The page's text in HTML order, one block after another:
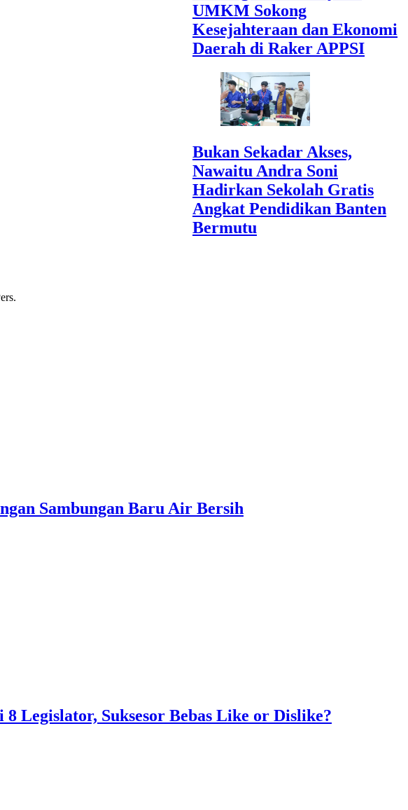
UMKM Sokong
Kesejahteraan dan Ekonomi
Daerah di Raker APPSI
Bukan Sekadar Akses,
Nawaitu Andra Soni
Hadirkan Sekolah Gratis
Angkat Pendidikan Banten
Bermutu
Sambungan Baru Air Bersih
Legislator, Suksesor Bebas Like or Dislike?